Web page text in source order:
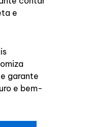
e
garante
e bem-